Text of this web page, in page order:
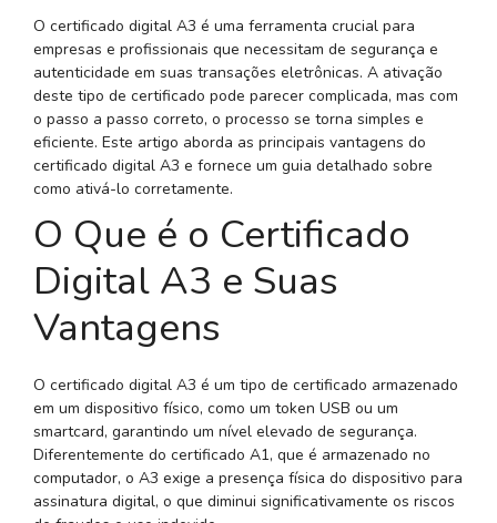
O certificado digital A3 é uma ferramenta crucial para
empresas e profissionais que necessitam de segurança e
autenticidade em suas transações eletrônicas. A ativação
deste tipo de certificado pode parecer complicada, mas com
o passo a passo correto, o processo se torna simples e
eficiente. Este artigo aborda as principais vantagens do
certificado digital A3 e fornece um guia detalhado sobre
como ativá-lo corretamente.
O Que é o Certificado
Digital A3 e Suas
Vantagens
O certificado digital A3 é um tipo de certificado armazenado
em um dispositivo físico, como um token USB ou um
smartcard, garantindo um nível elevado de segurança.
Diferentemente do certificado A1, que é armazenado no
computador, o A3 exige a presença física do dispositivo para
assinatura digital, o que diminui significativamente os riscos